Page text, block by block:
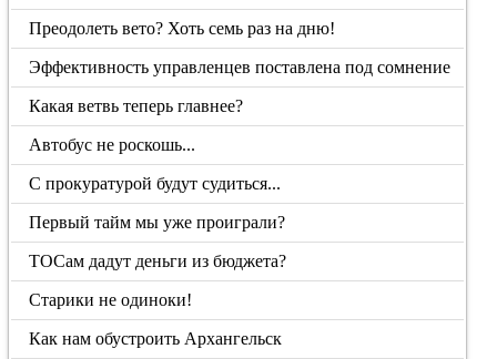
Преодолеть вето? Хоть семь раз на дню!
Эффективность управленцев поставлена под сомнение
Какая ветвь теперь главнее?
Автобус не роскошь...
С прокуратурой будут судиться...
Первый тайм мы уже проиграли?
ТОСам дадут деньги из бюджета?
Старики не одиноки!
Как нам обустроить Архангельск